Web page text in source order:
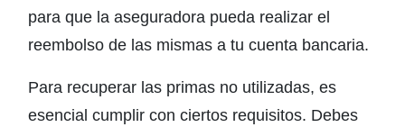
para que la aseguradora pueda realizar el
reembolso de las mismas a tu cuenta bancaria.
Para recuperar las primas no utilizadas, es
esencial cumplir con ciertos requisitos. Debes